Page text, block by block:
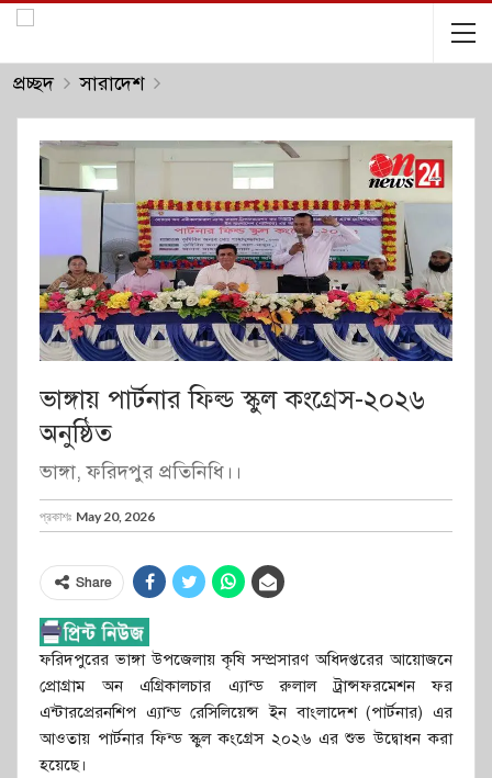
প্রচ্ছদ সারাদেশ
ভাঙ্গায় পার্টনার ফিল্ড স্কুল কংগ্রেস-২০২৬
অনুষ্ঠিত
ভাঙ্গা, ফরিদপুর প্রতিনিধি।।
প্রকাশঃ May 20, 2026
Share
ফরিদপুরের ভাঙ্গা উপজেলায় কৃষি সম্প্রসারণ অধিদপ্তরের আয়োজনে
প্রোগ্রাম অন এগ্রিকালচার এ্যান্ড রুলাল ট্রান্সফরমেশন ফর
এন্টারপ্রেরনশিপ এ্যান্ড রেসিলিয়েন্স ইন বাংলাদেশ (পার্টনার) এর
আওতায় পার্টনার ফিন্ড স্কুল কংগ্রেস ২০২৬ এর শুভ উদ্বোধন করা
হয়েছে।